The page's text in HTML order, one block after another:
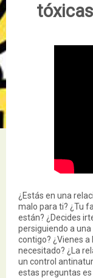
¿Estás en una
malo para ti? ¿Tu
están? ¿Decides
persiguiendo a
contigo? ¿Vienes
necesitado? ¿La
un control
estas preguntas es